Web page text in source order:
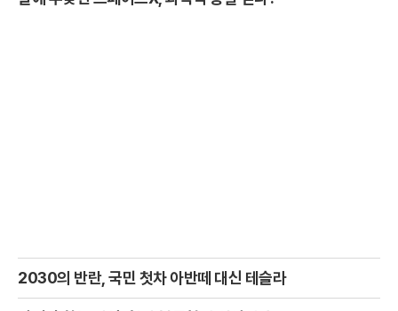
2030의 반란, 국민 첫차 아반떼 대신 테슬라